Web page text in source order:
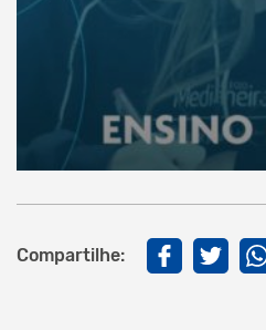
Compartilhe: